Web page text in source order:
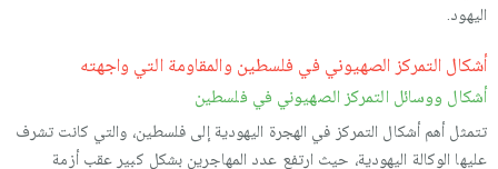
اليهود.
أشكال التمركز الصهيوني في فلسطين والمقاومة التي واجهته
أشكال ووسائل التمركز الصهيوني في فلسطين
تتمثل أهم أشكال التمركز في الهجرة اليهودية إلى فلسطين، والتي كانت تشرف
عليها الوكالة اليهودية، حيث ارتفع عدد المهاجرين بشكل كبير عقب أزمة